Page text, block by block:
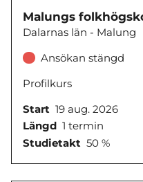
Malungs
Dalarnas län - Malung
Ansökan stängd
Profilkurs
Start 19 aug. 2026
Längd 1 termin
Studietakt 50 %